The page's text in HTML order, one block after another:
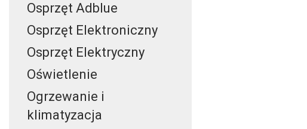
Osprzęt Adblue
Osprzęt Elektroniczny
Osprzęt Elektryczny
Oświetlenie
Ogrzewanie i
klimatyzacja